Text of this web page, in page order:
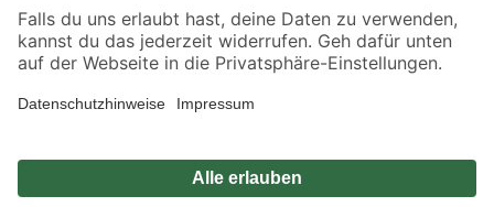
Alle Preisangaben in EUR inkl. gesetzl. MwSt.. Die dargestellten Angebote sind unter
Umständen nicht in allen Märkten verfügbar. Die angegebenen Verfügbarkeiten beziehen
sich auf den unter "Mein Markt" ausgewählten toom Baumarkt. Alle Angebote und
*Paketversand ab 59 € versandkostenfrei, gilt nicht für Artikel mit Speditionsversand, hier
fallen zusätzliche Versandkosten an.
Privatsphäre Impressum